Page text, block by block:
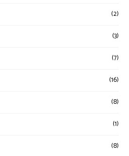
(2)
(3)
(7)
(16)
(8)
(1)
(8)